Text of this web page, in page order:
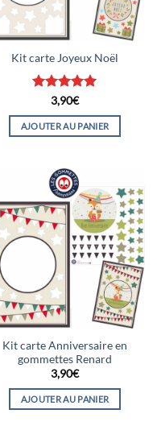
Kit carte Joyeux Noël
Note5sur
5
3,90€
AJOUTER AU PANIER
Kit carte Anniversaire en
gommettes Renard
3,90€
AJOUTER AU PANIER